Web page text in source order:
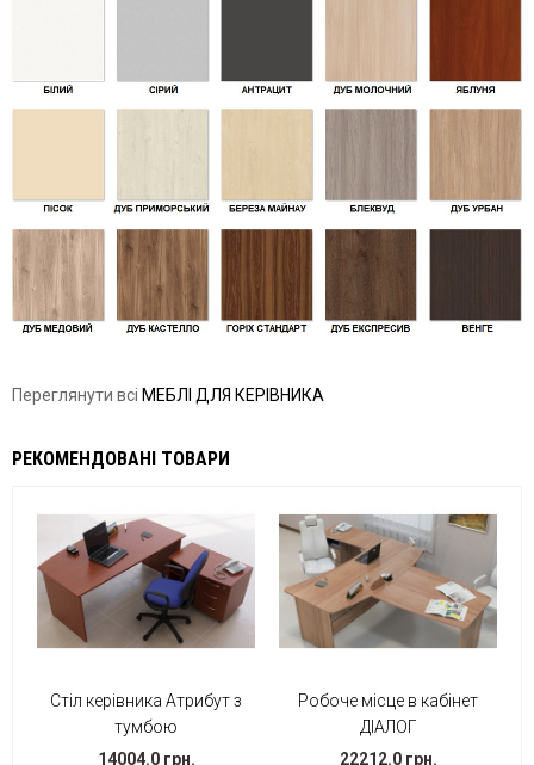
Переглянути всі МЕБЛІ ДЛЯ КЕРІВНИКА
РЕКОМЕНДОВАНІ ТОВАРИ
Стіл керівника Атрибут з
тумбою
14004.0 грн.
Робоче місце в кабінет
ДІАЛОГ
22212.0 грн.